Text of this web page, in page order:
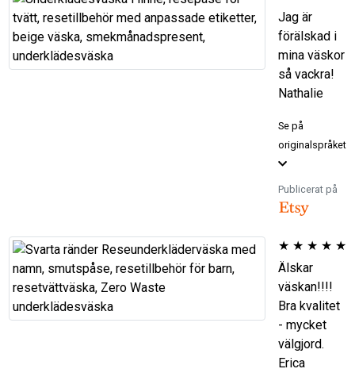
Jag är
förälskad i
mina väskor
så vackra!
Nathalie
Se på
originalspråket
Publicerat på
★ ★ ★ ★ ★
Älskar
väskan!!!!
Bra kvalitet
- mycket
välgjord.
Erica